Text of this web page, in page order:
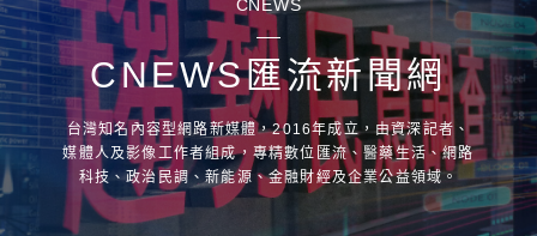
CNEWS
CNEWS匯流新聞網
台灣知名內容型網路新媒體，2016年成立，由資深記者、
媒體人及影像工作者組成，專精數位匯流、醫藥生活、網路
科技、政治民調、新能源、金融財經及企業公益領域。